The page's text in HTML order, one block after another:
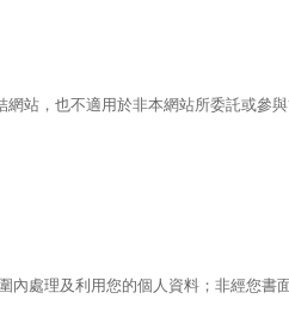
站，也不適用於非本網站所委託或參
內處理及利用您的個人資料；非經您書